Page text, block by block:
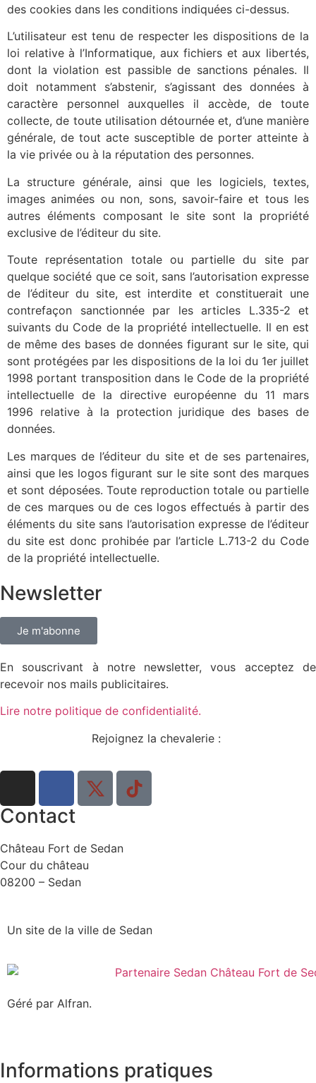
des cookies dans les conditions indiquées ci-dessus.
L’utilisateur est tenu de respecter les dispositions de la
loi relative à l’Informatique, aux fichiers et aux libertés,
dont la violation est passible de sanctions pénales. Il
doit notamment s’abstenir, s’agissant des données à
caractère personnel auxquelles il accède, de toute
collecte, de toute utilisation détournée et, d’une manière
générale, de tout acte susceptible de porter atteinte à
la vie privée ou à la réputation des personnes.
La structure générale, ainsi que les logiciels, textes,
images animées ou non, sons, savoir-faire et tous les
autres éléments composant le site sont la propriété
exclusive de l’éditeur du site.
Toute représentation totale ou partielle du site par
quelque société que ce soit, sans l’autorisation expresse
de l’éditeur du site, est interdite et constituerait une
contrefaçon sanctionnée par les articles L.335-2 et
suivants du Code de la propriété intellectuelle. Il en est
de même des bases de données figurant sur le site, qui
sont protégées par les dispositions de la loi du 1er juillet
1998 portant transposition dans le Code de la propriété
intellectuelle de la directive européenne du 11 mars
1996 relative à la protection juridique des bases de
données.
Les marques de l’éditeur du site et de ses partenaires,
ainsi que les logos figurant sur le site sont des marques
et sont déposées. Toute reproduction totale ou partielle
de ces marques ou de ces logos effectués à partir des
éléments du site sans l’autorisation expresse de l’éditeur
du site est donc prohibée par l’article L.713-2 du Code
de la propriété intellectuelle.
Newsletter
Je m'abonne
En souscrivant à notre newsletter, vous acceptez de
recevoir nos mails publicitaires.
Lire notre politique de confidentialité.
Rejoignez la chevalerie :
Contact
Château Fort de Sedan
Cour du château
08200 – Sedan
Un site de la ville de Sedan
Géré par Alfran.
Informations pratiques